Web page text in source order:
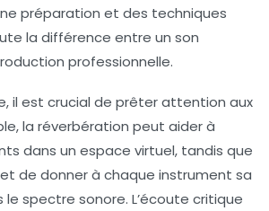
préparation et des techniques
la différence entre un son
professionnelle.
il est crucial de prêter attention aux
la réverbération peut aider à
dans un espace virtuel, tandis que
de donner à chaque instrument sa
spectre sonore. L’écoute critique